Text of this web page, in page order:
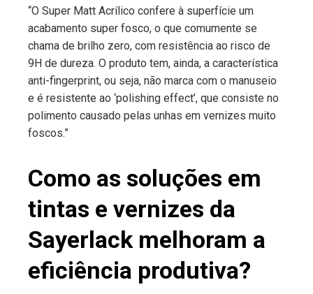
“O Super Matt Acrílico confere à superfície um
acabamento super fosco, o que comumente se
chama de brilho zero, com resistência ao risco de
9H de dureza. O produto tem, ainda, a característica
anti-fingerprint, ou seja, não marca com o manuseio
e é resistente ao ‘polishing effect’, que consiste no
polimento causado pelas unhas em vernizes muito
foscos.”
Como as soluções em
tintas e vernizes da
Sayerlack melhoram a
eficiência produtiva?